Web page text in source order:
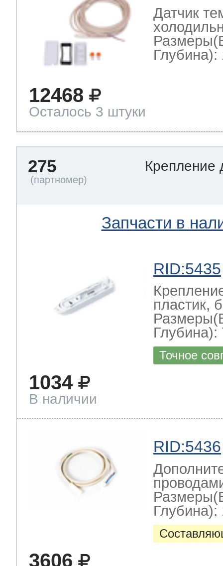
Датчик
Глубина):
12468
Осталось 3 штуки
275 Крепление
Запчасти в
RID:5435
пластик,
Глубина):
Точное
1034
В наличии
RID:5436
Глубина):
3606